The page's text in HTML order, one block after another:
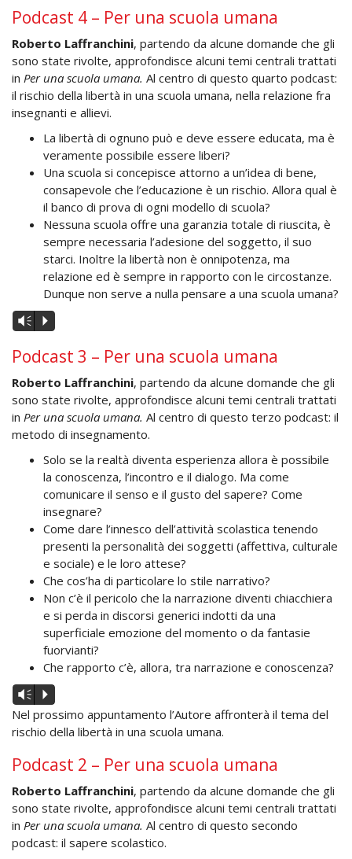
Podcast 4 – Per una scuola umana
Roberto Laffranchini, partendo da alcune domande che gli
sono state rivolte, approfondisce alcuni temi centrali trattati
in Per una scuola umana. Al centro di questo quarto podcast:
il rischio della libertà in una scuola umana, nella relazione fra
insegnanti e allievi.
La libertà di ognuno può e deve essere educata, ma è
veramente possibile essere liberi?
Una scuola si concepisce attorno a un’idea di bene,
consapevole che l’educazione è un rischio. Allora qual è
il banco di prova di ogni modello di scuola?
Nessuna scuola offre una garanzia totale di riuscita, è
sempre necessaria l’adesione del soggetto, il suo
starci. Inoltre la libertà non è onnipotenza, ma
relazione ed è sempre in rapporto con le circostanze.
Dunque non serve a nulla pensare a una scuola umana?
Audio
Player
Vm P
Podcast 3 – Per una scuola umana
Roberto Laffranchini, partendo da alcune domande che gli
sono state rivolte, approfondisce alcuni temi centrali trattati
in Per una scuola umana. Al centro di questo terzo podcast: il
metodo di insegnamento.
Solo se la realtà diventa esperienza allora è possibile
la conoscenza, l’incontro e il dialogo. Ma come
comunicare il senso e il gusto del sapere? Come
insegnare?
Come dare l’innesco dell’attività scolastica tenendo
presenti la personalità dei soggetti (affettiva, culturale
e sociale) e le loro attese?
Che cos’ha di particolare lo stile narrativo?
Non c’è il pericolo che la narrazione diventi chiacchiera
e si perda in discorsi generici indotti da una
superficiale emozione del momento o da fantasie
fuorvianti?
Che rapporto c’è, allora, tra narrazione e conoscenza?
Audio
Player
Vm P
Nel prossimo appuntamento l’Autore affronterà il tema del
rischio della libertà in una scuola umana.
Podcast 2 – Per una scuola umana
Roberto Laffranchini, partendo da alcune domande che gli
sono state rivolte, approfondisce alcuni temi centrali trattati
in Per una scuola umana. Al centro di questo secondo
podcast: il sapere scolastico.